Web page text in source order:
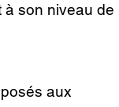
à son niveau de
aux